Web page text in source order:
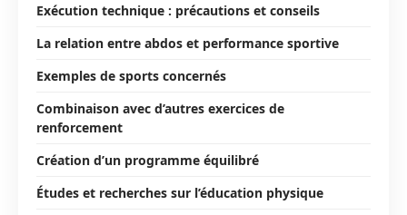
Exécution technique : précautions et conseils
La relation entre abdos et performance sportive
Exemples de sports concernés
Combinaison avec d’autres exercices de
renforcement
Création d’un programme équilibré
Études et recherches sur l’éducation physique